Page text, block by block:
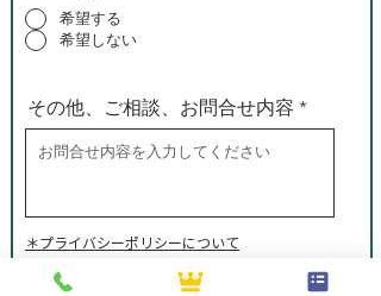
希望する
希望しない
その他、ご相談、お問合せ内容
​＊プライバシーポリシーについて
送信